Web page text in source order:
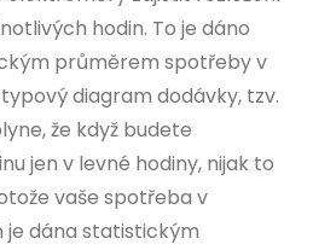
hodin. To je dáno
průměrem spotřeby v
diagram dodávky, tzv.
že když budete
jen v levné hodiny, nijak to
vaše spotřeba v
dána statistickým